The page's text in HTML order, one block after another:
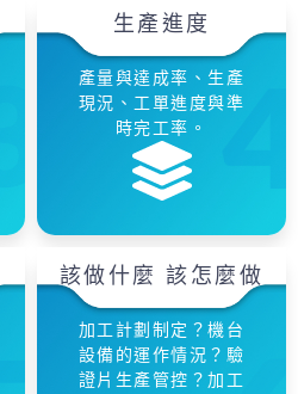
生產進度
產量與達成率、生產
現況、工單進度與準
時完工率。
該做什麼 該怎麼做
加工計劃制定？機台
設備的運作情況？驗
證片生產管控？加工